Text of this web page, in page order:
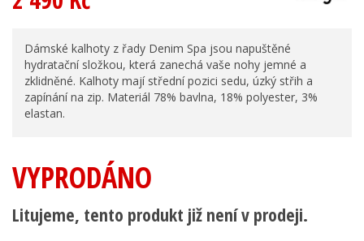
Dámské kalhoty z řady Denim Spa jsou napuštěné
hydratační složkou, která zanechá vaše nohy jemné a
zklidněné. Kalhoty mají střední pozici sedu, úzký střih a
zapínání na zip. Materiál 78% bavlna, 18% polyester, 3%
elastan.
VYPRODÁNO
Litujeme, tento produkt již není v prodeji.